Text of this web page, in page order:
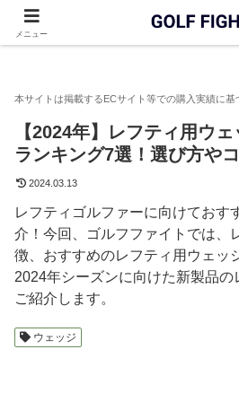
ウェッジ 【2024
【2024年】レフティ用ウ
ランキング7選！選び方や
2024.03.13
レフティゴルファーに向けておす
介！今回、ゴルフファイトでは、
徴、おすすめのレフティ用ウェッ
2024年シーズンに向けた新製品
ご紹介します。
ウェッジ
メニュー